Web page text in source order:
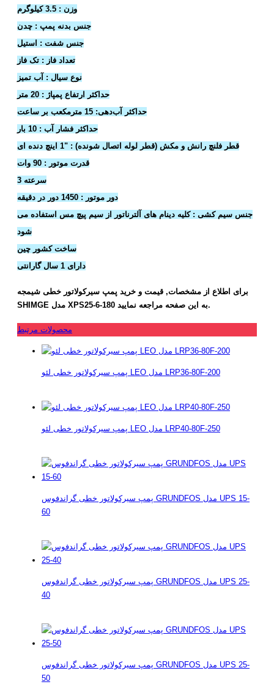
وزن : 3.5 کیلوگرم
جنس بدنه پمپ : چدن
جنس شفت : استیل
تعداد فاز : تک فاز
نوع سیال : آب تمیز
حداکثر ارتفاع پمپاژ : 20 متر
حداکثر آب‌دهی: 15 مترمکعب بر ساعت
حداکثر فشار آب : 10 بار
قطر فلنچ رانش و مکش (قطر لوله اتصال شونده) : "1 اینچ دنده ای
قدرت موتور : 90 وات
3 سرعته
دور موتور : 1450 دور در دقیقه
جنس سیم کشی : کلیه دینام های آلترناتور از سیم پیچ مس استفاده می
شود
ساخت کشور چین
دارای 1 سال گارانتی
برای اطلاع از مشخصات, قیمت و خرید پمپ سیرکولاتور خطی شیمجه
SHIMGE مدل XPS25-6-180 به این صفحه مراجعه نمایید.
محصولات مرتبط
پمپ سیرکولاتور خطی لئو LEO مدل LRP36-80F-200
پمپ سیرکولاتور خطی لئو LEO مدل LRP40-80F-250
پمپ سیرکولاتور خطی گراندفوس GRUNDFOS مدل UPS 15-
60
پمپ سیرکولاتور خطی گراندفوس GRUNDFOS مدل UPS 25-
40
پمپ سیرکولاتور خطی گراندفوس GRUNDFOS مدل UPS 25-
50